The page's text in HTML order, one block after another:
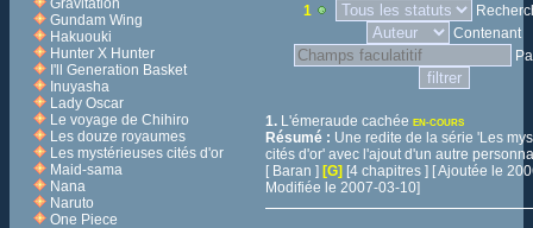
Gravitation
Gundam Wing
Hakuouki
Hunter X Hunter
I'll Generation Basket
Inuyasha
Lady Oscar
Le voyage de Chihiro
Les douze royaumes
Les mystérieuses cités d'or
Maid-sama
Nana
Naruto
One Piece
1
Contenant
1. L'émeraude cachée EN-COURS
Résumé : Une redite de la série 'Les
cités d'or' avec l'ajout d'un autre
[ Baran ] [G] [4 chapitres ] [ Ajoutée le
Modifiée le 2007-03-10]